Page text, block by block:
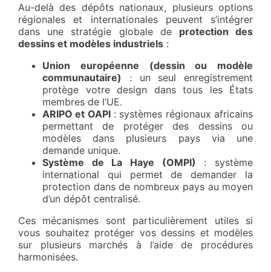
Au-delà des dépôts nationaux, plusieurs options
régionales et internationales peuvent s’intégrer
dans une stratégie globale de protection des
dessins et modèles industriels :
Union européenne (dessin ou modèle
communautaire) : un seul enregistrement
protège votre design dans tous les États
membres de l’UE.
ARIPO et OAPI: systèmes régionaux africains
permettant de protéger des dessins ou
modèles dans plusieurs pays via une
demande unique.
Système de La Haye (OMPI) : système
international qui permet de demander la
protection dans de nombreux pays au moyen
d’un dépôt centralisé.
Ces mécanismes sont particulièrement utiles si
vous souhaitez protéger vos dessins et modèles
sur plusieurs marchés à l’aide de procédures
harmonisées.